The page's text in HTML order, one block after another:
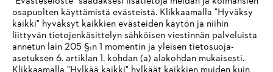
osapuolten käyttämistä evästeistä. Klikkaamalla "Hyväksy
kaikki" hyväksyt kaikkien evästeiden käytön ja niihin
liittyvän tietojenkäsittelyn sähköisen viestinnän palveluista
annetun lain 205 §:n 1 momentin ja yleisen tietosuoja-
asetuksen 6. artiklan 1. kohdan (a) alakohdan mukaisesti.